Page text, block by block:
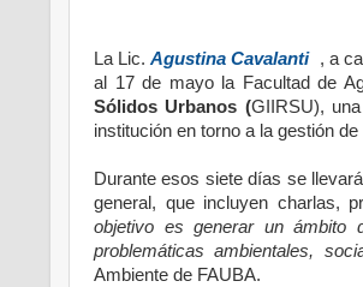
La Lic. Agustina Cavalanti , a
al 17 de mayo la Facultad de
Sólidos Urbanos (GIIRSU),
institución en torno a la gestión
Durante esos siete días se
general, que incluyen charlas,
objetivo es generar un ámbito
problemáticas ambientales,
Ambiente de FAUBA.